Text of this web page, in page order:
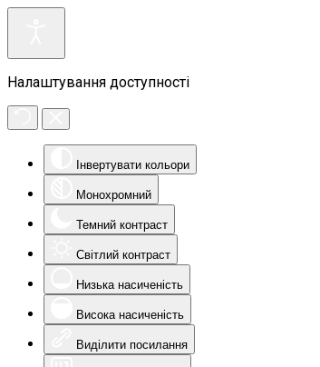
Налаштування доступності
Інвертувати кольори
Монохромний
Темний контраст
Світлий контраст
Низька насиченість
Висока насиченість
Виділити посилання